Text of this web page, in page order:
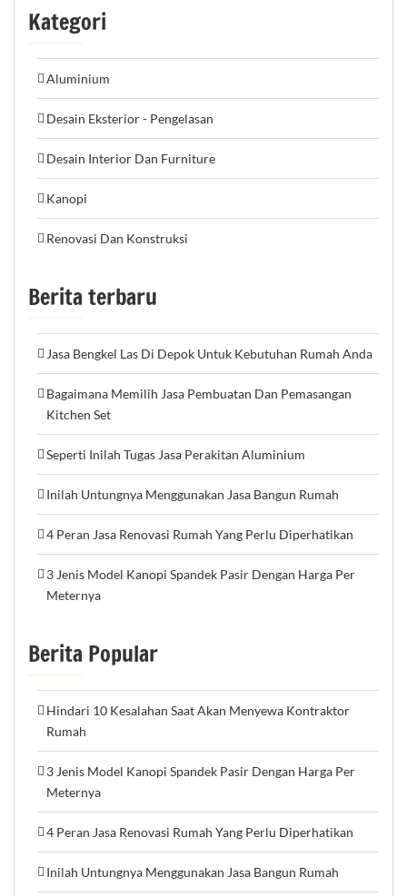
Kategori
Aluminium
Desain Eksterior - Pengelasan
Desain Interior Dan Furniture
Kanopi
Renovasi Dan Konstruksi
Berita terbaru
Jasa Bengkel Las Di Depok Untuk Kebutuhan Rumah Anda
Bagaimana Memilih Jasa Pembuatan Dan Pemasangan
Kitchen Set
Seperti Inilah Tugas Jasa Perakitan Aluminium
Inilah Untungnya Menggunakan Jasa Bangun Rumah
4 Peran Jasa Renovasi Rumah Yang Perlu Diperhatikan
3 Jenis Model Kanopi Spandek Pasir Dengan Harga Per
Meternya
Berita Popular
Hindari 10 Kesalahan Saat Akan Menyewa Kontraktor
Rumah
3 Jenis Model Kanopi Spandek Pasir Dengan Harga Per
Meternya
4 Peran Jasa Renovasi Rumah Yang Perlu Diperhatikan
Inilah Untungnya Menggunakan Jasa Bangun Rumah